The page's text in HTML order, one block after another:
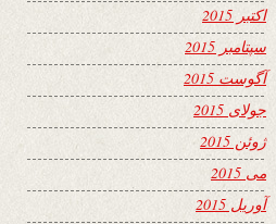
اکتبر 2015
سپتامبر 2015
آگوست 2015
جولای 2015
ژوئن 2015
می 2015
آوریل 2015